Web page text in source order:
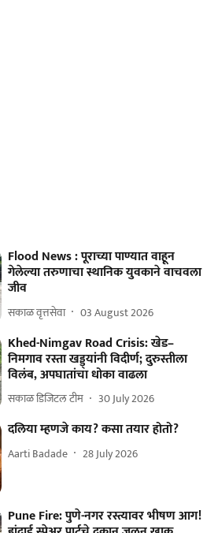
Flood News : पूराच्या पाण्यात वाहून
गेलेल्या तरुणाचा स्थानिक युवकाने वाचवला
जीव
सकाळ वृत्तसेवा 03 August 2026
Khed-Nimgav Road Crisis: खेड–
निमगाव रस्ता खड्ड्यांनी विदीर्ण; दुरुस्तीला
विलंब, अपघातांचा धोका वाढला
सकाळ डिजिटल टीम 30 July 2026
दलिया म्हणजे काय? कसा तयार होतो?
Aarti Badade 28 July 2026
Pune Fire: पुणे-नगर रस्त्यावर भीषण आग!